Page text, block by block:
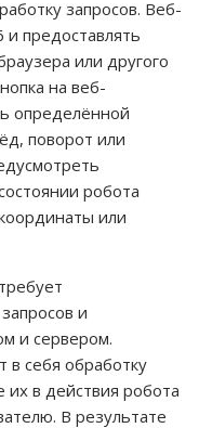
запросов. Веб-
и предоставлять
или другого
на веб-
определённой
поворот или
робота
или
и
и сервером.
в себя обработку
в действия робота
В результате